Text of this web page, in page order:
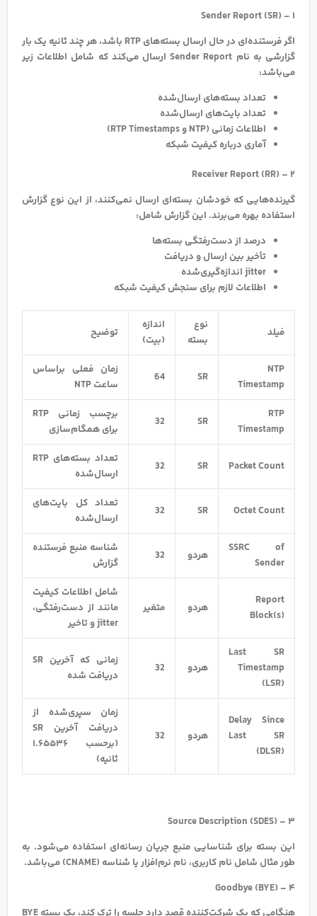
۱ – Sender Report (SR)
اگر فرستنده‌ای در حال ارسال بسته‌های RTP باشد، هر چند ثانیه یک بار
گزارشی به نام Sender Report ارسال می‌کند که شامل اطلاعات زیر
می‌باشد:
تعداد بسته‌های ارسال‌شده
تعداد بایت‌های ارسال‌شده
اطلاعات زمانی (NTP و RTP Timestamps)
آماری درباره کیفیت شبکه
۲ – Receiver Report (RR)
گیرنده‌هایی که خودشان بسته‌ای ارسال نمی‌کنند، از این نوع گزارش
استفاده بهره می‌برند. این گزارش شامل:
درصد از دست‌رفتگی بسته‌ها
تأخیر بین ارسال و دریافت
jitter اندازه‌گیری‌شده
اطلاعات لازم برای سنجش کیفیت شبکه
فیلد
نوع
بسته
اندازه
(بیت)
توضیح
NTP
Timestamp
SR
64
زمان فعلی براساس
ساعت NTP
RTP
Timestamp
SR
32
برچسب زمانی RTP
برای همگام‌سازی
Packet Count
SR
32
تعداد بسته‌های RTP
ارسال‌شده
Octet Count
SR
32
تعداد کل بایت‌های
ارسال‌شده
SSRC of
Sender
هردو 32
شناسه منبع فرستنده
گزارش
Report
Block(s)
هردو متغیر
شامل اطلاعات کیفیت
مانند از دست‌رفتگی،
jitter و تاخیر
Last SR
Timestamp
(LSR)
هردو 32
زمانی که آخرین SR
دریافت‌ شده
Delay Since
Last SR
(DLSR)
هردو 32
زمان سپری‌شده از
دریافت آخرین SR
(برحسب ۱.۶۵۵۳۶
ثانیه)
۳ – Source Description (SDES)
این بسته برای شناسایی منبع جریان رسانه‌ای استفاده می‌شود. به
طور مثال شامل نام کاربری، نام نرم‌افزار یا شناسه (CNAME) می‌باشد.
۴ – Goodbye (BYE)